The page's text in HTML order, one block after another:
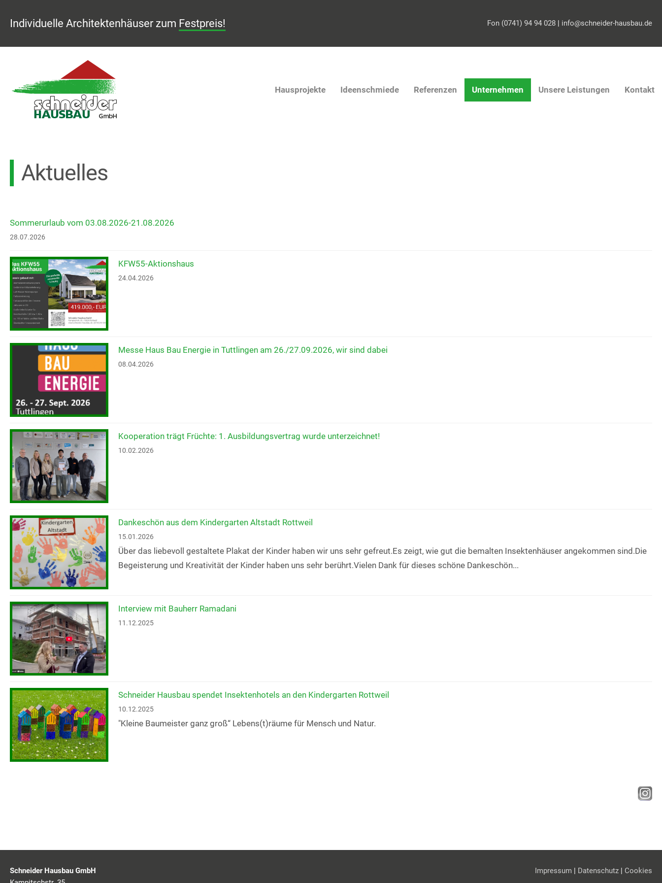
Individuelle Architektenhäuser zum Festpreis! Fon (0741) 94 94 028| info@schneider-hausbau.de
Hausprojekte Ideenschmiede Referenzen Unternehmen Unsere Leistungen Kontakt
Aktuelles
Sommerurlaub vom 03.08.2026-21.08.2026
28.07.2026
KFW55-Aktionshaus
24.04.2026
Messe Haus Bau Energie in Tuttlingen am 26./27.09.2026, wir sind dabei
08.04.2026
Kooperation trägt Früchte: 1. Ausbildungsvertrag wurde unterzeichnet!
10.02.2026
Dankeschön aus dem Kindergarten Altstadt Rottweil
15.01.2026
Über das liebevoll gestaltete Plakat der Kinder haben wir uns sehr gefreut.Es zeigt, wie gut die bemalten Insektenhäuser angekommen sind.Die
Begeisterung und Kreativität der Kinder haben uns sehr berührt.Vielen Dank für dieses schöne Dankeschön...
Interview mit Bauherr Ramadani
11.12.2025
Schneider Hausbau spendet Insektenhotels an den Kindergarten Rottweil
10.12.2025
"Kleine Baumeister ganz groß“ Lebens(t)räume für Mensch und Natur.
Schneider Hausbau GmbH
Impressum | Datenschutz | Cookies